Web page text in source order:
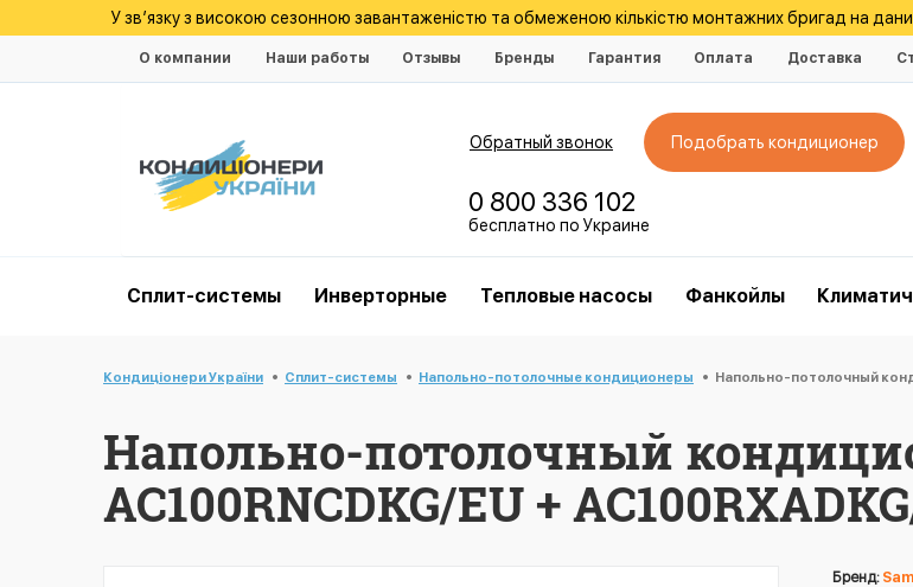
У зв’язку з високою сезонною завантаженістю та обмеженою кількістю монтажних бригад на
О компании Наши работы Отзывы Бренды Гарантия Оплата Доставка
Обратный звонок Подобрать кондиционер
0 800 336 102
бесплатно по Украине
Cплит-системы Инверторные Тепловые насосы Фанкойлы
Кондиціонери України Cплит-системы Напольно-потолочные кондиционеры Напольно-потолочный
Напольно-потолочный
AC100RNCDKG/EU +
Бренд: